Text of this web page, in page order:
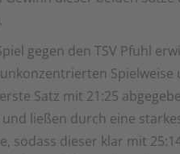
gegen den TSV Pfuhl
Satz mit 21:25
ließen durch eine
sodass dieser klar mit